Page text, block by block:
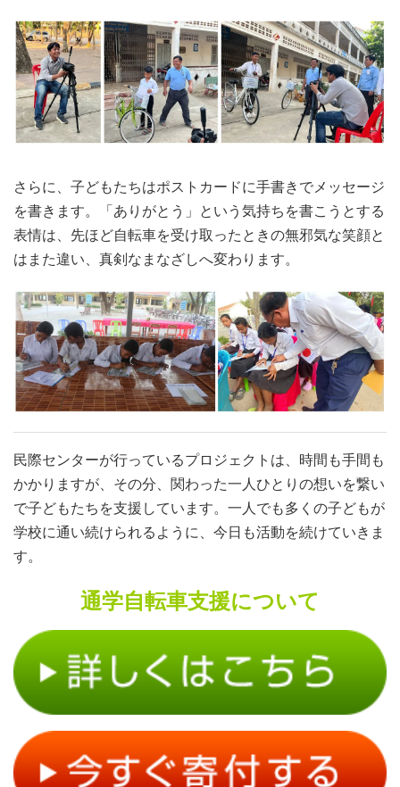
さらに、子どもたちはポストカードに手書きでメッセージ
を書きます。「ありがとう」という気持ちを書こうとする
表情は、先ほど自転車を受け取ったときの無邪気な笑顔と
はまた違い、真剣なまなざしへ変わります。
民際センターが行っているプロジェクトは、時間も手間も
かかりますが、その分、関わった一人ひとりの想いを繋い
で子どもたちを支援しています。一人でも多くの子どもが
学校に通い続けられるように、今日も活動を続けていきま
す。
通学自転車支援について